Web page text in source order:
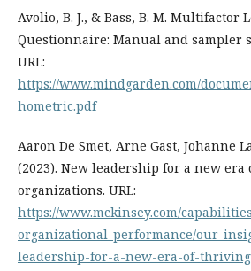
Avolio, B. J., & Bass, B. M. Multifactor
Questionnaire: Manual and sampler
URL:
https://www.mindgarden.com/
hometric.pdf
Aaron De Smet, Arne Gast, Johanne
(2023). New leadership for a new
organizations. URL:
https://www.mckinsey.com/
organizational-performance/our-
leadership-for-a-new-era-of-